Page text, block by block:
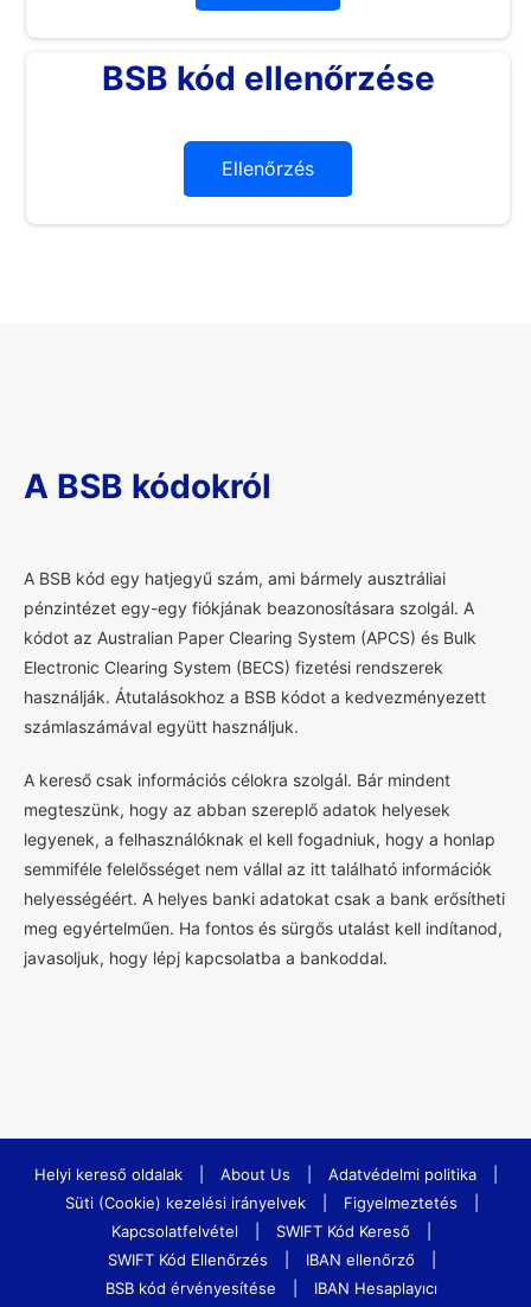
BSB kód ellenőrzése
Ellenőrzés
A BSB kódokról
A BSB kód egy hatjegyű szám, ami bármely ausztráliai
pénzintézet egy-egy fiókjának beazonosításara szolgál. A
kódot az Australian Paper Clearing System (APCS) és Bulk
Electronic Clearing System (BECS) fizetési rendszerek
használják. Átutalásokhoz a BSB kódot a kedvezményezett
számlaszámával együtt használjuk.
A kereső csak információs célokra szolgál. Bár mindent
megteszünk, hogy az abban szereplő adatok helyesek
legyenek, a felhasználóknak el kell fogadniuk, hogy a honlap
semmiféle felelősséget nem vállal az itt található információk
helyességéért. A helyes banki adatokat csak a bank erősítheti
meg egyértelműen. Ha fontos és sürgős utalást kell indítanod,
javasoljuk, hogy lépj kapcsolatba a bankoddal.
Helyi kereső oldalak About Us Adatvédelmi politika
Süti (Cookie) kezelési irányelvek
Figyelmeztetés
Kapcsolatfelvétel
SWIFT Kód Kereső
SWIFT Kód Ellenőrzés
IBAN ellenőrző
BSB kód érvényesítése
IBAN Hesaplayıcı